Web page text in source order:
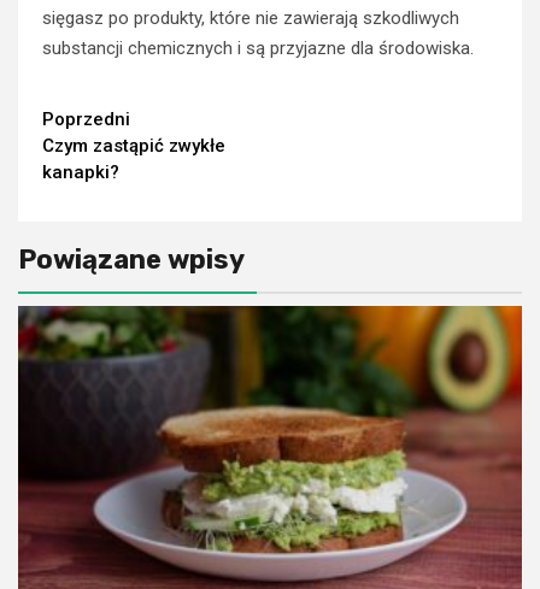
sięgasz po produkty, które nie zawierają szkodliwych
substancji chemicznych i są przyjazne dla środowiska.
Continue
Reading
Poprzedni
Czym zastąpić zwykłe
kanapki?
Powiązane wpisy